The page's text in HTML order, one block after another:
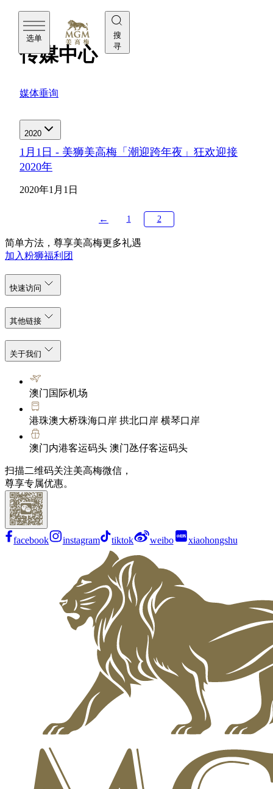
选单
搜
寻
美高梅
传媒中心
媒体垂询
2020
1月1日 - 美狮美高梅「潮迎跨年夜」狂欢迎接
2020年
2020年1月1日
← 1 2
简单方法，尊享美高梅更多礼遇
加入粉狮福利团
快速访问
其他链接
关于我们
澳门国际机场
港珠澳大桥珠海口岸 拱北口岸 横琴口岸
澳门内港客运码头 澳门氹仔客运码头
扫描二维码关注美高梅微信，
尊享专属优惠。
facebook instagram tiktok weibo xiaohongshu